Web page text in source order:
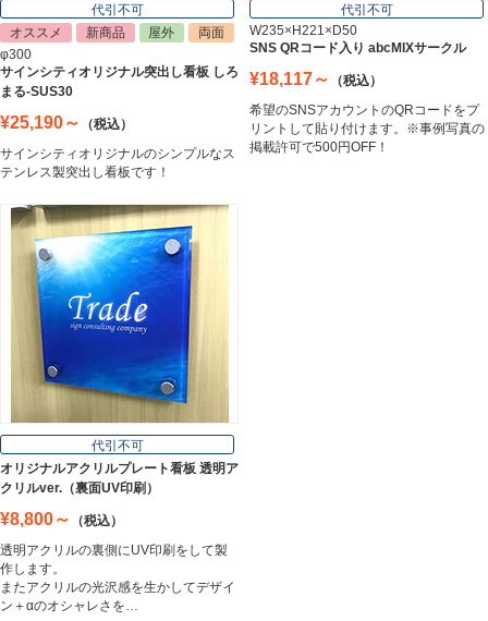
代引不可
オススメ
新商品 屋外
両面
φ300
サインシティオリジナル突出し看板 しろ
まる-SUS30
¥25,190～
（税込）
サインシティオリジナルのシンプルなス
テンレス製突出し看板です！
代引不可
W235×H221×D50
SNS QRコード入り abcMIXサークル
¥18,117～
（税込）
希望のSNSアカウントのQRコードをプ
リントして貼り付けます。※事例写真の
掲載許可で500円OFF！
代引不可
オリジナルアクリルプレート看板 透明ア
クリルver.（裏面UV印刷）
¥8,800～
（税込）
透明アクリルの裏側にUV印刷をして製
作します。
またアクリルの光沢感を生かしてデザイ
ン＋αのオシャレさを…